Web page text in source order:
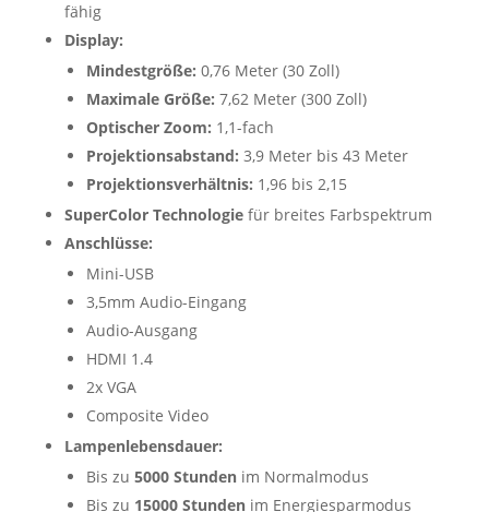
fähig
Display:
Mindestgröße: 0,76 Meter (30 Zoll)
Maximale Größe: 7,62 Meter (300 Zoll)
Optischer Zoom: 1,1-fach
Projektionsabstand: 3,9 Meter bis 43 Meter
Projektionsverhältnis: 1,96 bis 2,15
SuperColor Technologiefür breites Farbspektrum
Anschlüsse:
Mini-USB
3,5mm Audio-Eingang
Audio-Ausgang
HDMI 1.4
2x VGA
Composite Video
Lampenlebensdauer:
Bis zu 5000 Stundenim Normalmodus
Bis zu 15000 Stundenim Energiesparmodus